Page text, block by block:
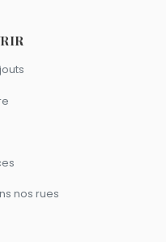
nos rues